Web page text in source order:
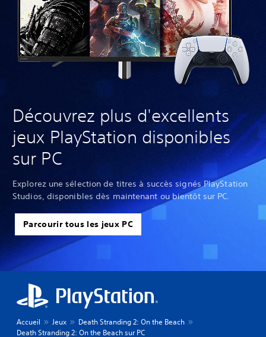
Découvrez plus d'excellents
jeux PlayStation disponibles
sur PC
Explorez une sélection de titres à succès signés PlayStation
Studios, disponibles dès maintenant ou bientôt sur PC.
Parcourir tous les jeux PC
Accueil Jeux
Death Stranding 2: On the Beach
Death Stranding 2: On the Beach sur PC